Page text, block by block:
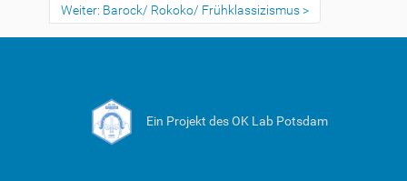
Weiter: Barock/ Rokoko/ Frühklassizismus
Ein Projekt des OK Lab Potsdam